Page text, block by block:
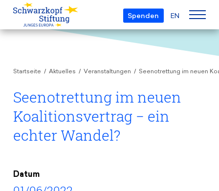
Spenden EN
Die Stiftung
Team
Gremien
Projekte
European Youth Parliament
Understanding Europe
Junge Islam Konferenz
Junge Sicherheitskonferenz Europas
Preise
Young European of the Year
Inge-Deutschkron-Preis
Kursangebot
Startseite Aktuelles Veranstaltungen Seenotrettung im neuen
Seenotrettung im neuen
Koalitionsvertrag − ein
echter Wandel?
Datum